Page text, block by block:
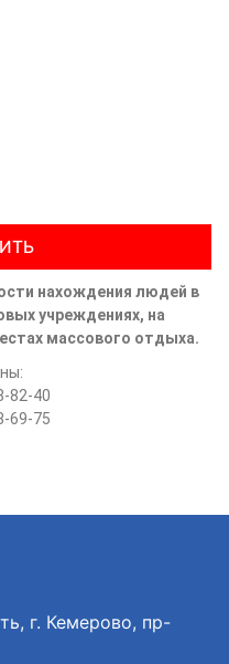
нахождения людей в
учреждениях, на
массового отдыха.
82-40
69-75
г. Кемерово, пр-